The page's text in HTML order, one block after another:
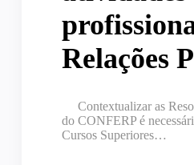
Relações
Contextualizar as
do CONFERP é
Cursos Superiores…